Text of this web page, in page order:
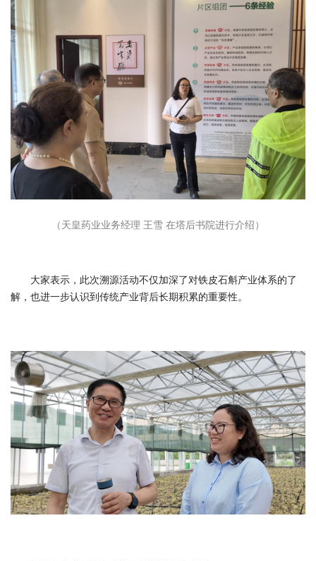
（天皇药业业务经理 王雪 在塔后书院进行介绍）
大家表示，此次溯源活动不仅加深了对铁皮石斛产业体系的了
解，也进一步认识到传统产业背后长期积累的重要性。